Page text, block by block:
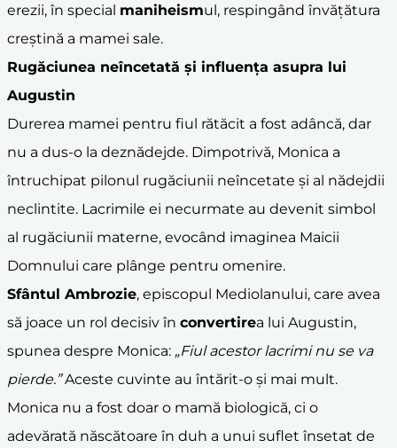
erezii, în special maniheismul, respingând învățătura
creștină a mamei sale.
Rugăciunea neîncetată și influența asupra lui
Augustin
Durerea mamei pentru fiul rătăcit a fost adâncă, dar
nu a dus-o la deznădejde. Dimpotrivă, Monica a
întruchipat pilonul rugăciunii neîncetate și al nădejdii
neclintite. Lacrimile ei necurmate au devenit simbol
al rugăciunii materne, evocând imaginea Maicii
Domnului care plânge pentru omenire.
Sfântul Ambrozie, episcopul Mediolanului, care avea
să joace un rol decisiv în convertirea lui Augustin,
spunea despre Monica: „Fiul acestor lacrimi nu se va
pierde.”Aceste cuvinte au întărit-o și mai mult.
Monica nu a fost doar o mamă biologică, ci o
adevărată născătoare în duh a unui suflet însetat de